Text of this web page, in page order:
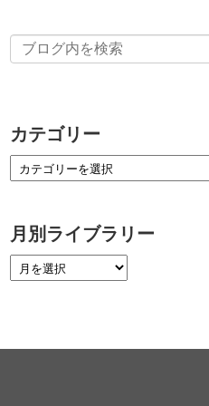
カテゴリー
月別ライブラリー